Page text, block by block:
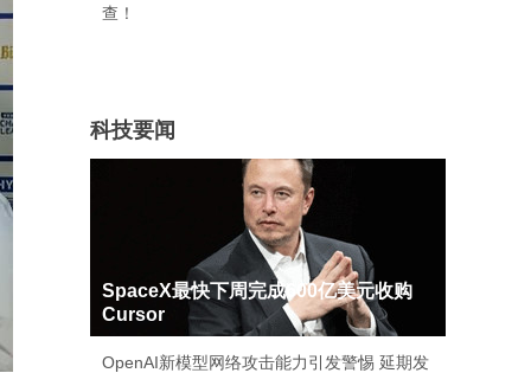
查！
科技要闻
SpaceX最快下周完成600亿美元收购
Cursor
OpenAI新模型网络攻击能力引发警惕 延期发